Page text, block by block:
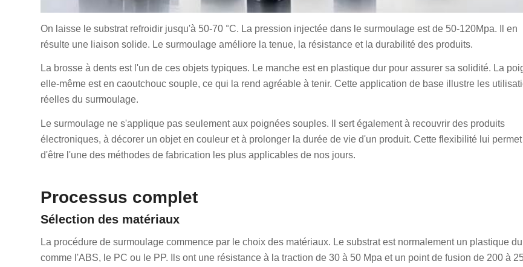
On laisse le substrat refroidir jusqu'à 50-70 °C. La pression injectée dans le surmoulage est de 50-120Mpa. Il en
résulte une liaison solide. Le surmoulage améliore la tenue, la résistance et la durabilité des produits.
La brosse à dents est l'un de ces objets typiques. Le manche est en plastique dur pour assurer sa solidité. La
elle-même est en caoutchouc souple, ce qui la rend agréable à tenir. Cette application de base illustre les
réelles du surmoulage.
Le surmoulage ne s'applique pas seulement aux poignées souples. Il sert également à recouvrir des produits
électroniques, à décorer un objet en couleur et à prolonger la durée de vie d'un produit. Cette flexibilité lui permet
d'être l'une des méthodes de fabrication les plus applicables de nos jours.
Processus complet
Sélection des matériaux
La procédure de surmoulage commence par le choix des matériaux. Le substrat est normalement un plastique
comme l'ABS, le PC ou le PP. Ils ont une résistance à la traction de 30 à 50 Mpa et un point de fusion de 200 à